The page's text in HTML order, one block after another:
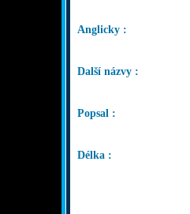
Anglicky :
Další názvy :
Popsal :
Délka :